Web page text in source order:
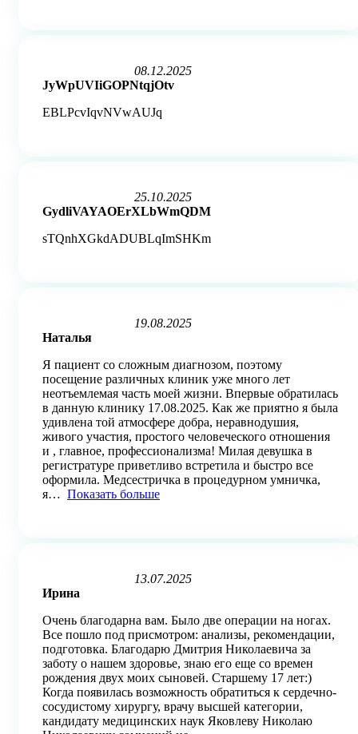
2
of
08.12.2025
JyWpUVIiGOPNtqjOtv
EBLPcvIqvNVwAUJq
3
of
25.10.2025
GydliVAYAOErXLbWmQDM
sTQnhXGkdADUBLqImSHKm
5
of
5
19.08.2025
Наталья
Я пациент со сложным диагнозом, поэтому
посещение различных клиник уже много лет
неотъемлемая часть моей жизни. Впервые обратилась
в данную клинику 17.08.2025. Как же приятно я была
удивлена той атмосфере добра, неравнодушия,
живого участия, простого человеческого отношения
и , главное, профессионализма! Милая девушка в
регистратуре приветливо встретила и быстро все
оформила. Медсестричка в процедурном умничка,
я
Показать больше
of
5
13.07.2025
Ирина
Очень благодарна вам. Было две операции на ногах.
Все пошло под присмотром: анализы, рекомендации,
подготовка. Благодарю Дмитрия Николаевича за
заботу о нашем здоровье, знаю его еще со времен
рождения двух моих сыновей. Старшему 17 лет:)
Когда появилась возможность обратиться к сердечно-
сосудистому хирургу, врачу высшей категории,
кандидату медицинских наук Яковлеву Николаю